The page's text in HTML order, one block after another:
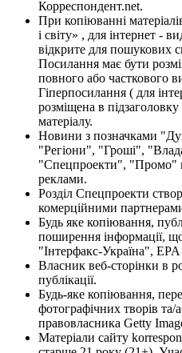
Корреспондент.net.
При копіюванні
і світу» , для інтернет -
відкрите для пошукових
Посилання має бути
повного або часткового
Гіперпосилання ( для
розміщена в
матеріалу.
Новини з позначками
"Регіони", "Гроші",
"Спецпроекти", "Промо"
реклами.
Розділ Спецпроекти
комерційними
Будь яке копіювання,
поширення інформації,
"Інтерфакс-Україна",
Власник веб-сторінки в
публікації.
Будь-яке копіювання,
фотографічних творів та/
правовласника Getty
Матеріали сайту